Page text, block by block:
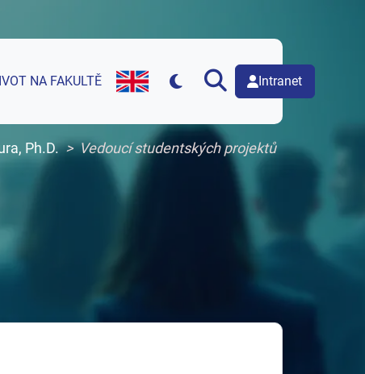
NA FAKULTĚ
English version of web page
Intranet
Ph.D. Vedoucí studentských projektů